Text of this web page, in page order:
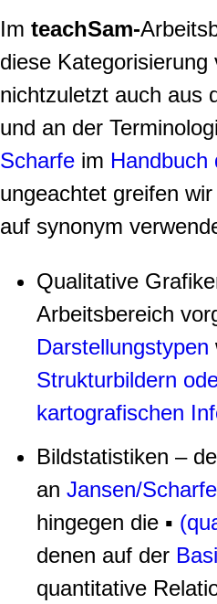
Im teachSam-
diese
nichtzuletzt auch aus
und an der
Scharfe im Handbuch
ungeachtet greifen
auf synonym
Qualitative
Arbeitsbereich
Darstellungstypen
Strukturbildern
kartografischen
Bildstatistiken –
an Jansen/
hingegen die ▪
denen auf der
quantitative